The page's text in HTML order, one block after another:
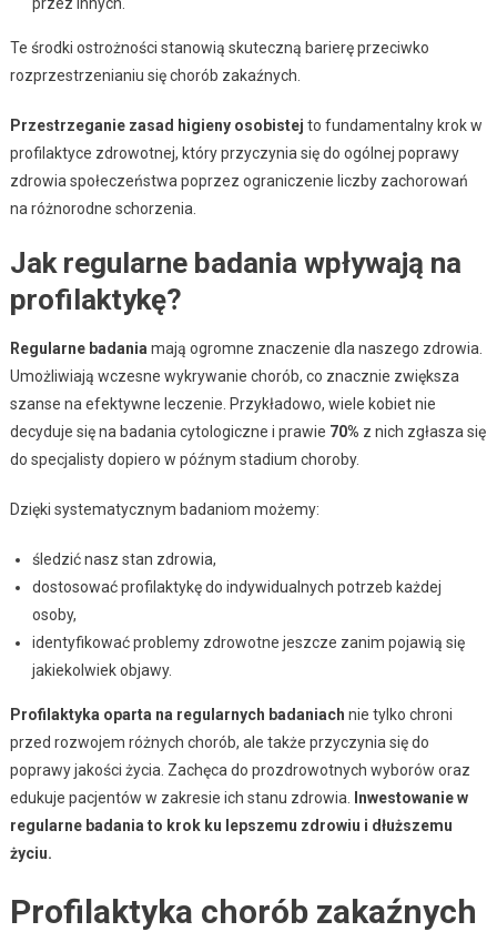
Te środki ostrożności stanowią skuteczną barierę przeciwko
rozprzestrzenianiu się chorób zakaźnych.
Przestrzeganie zasad higieny osobistej to fundamentalny krok w
profilaktyce zdrowotnej, który przyczynia się do ogólnej poprawy
zdrowia społeczeństwa poprzez ograniczenie liczby zachorowań
na różnorodne schorzenia.
Jak regularne badania wpływają na
profilaktykę?
Regularne badania mają ogromne znaczenie dla naszego zdrowia.
Umożliwiają wczesne wykrywanie chorób, co znacznie zwiększa
szanse na efektywne leczenie. Przykładowo, wiele kobiet nie
decyduje się na badania cytologiczne i prawie 70% z nich zgłasza się
do specjalisty dopiero w późnym stadium choroby.
Dzięki systematycznym badaniom możemy:
śledzić nasz stan zdrowia,
dostosować profilaktykę do indywidualnych potrzeb każdej
osoby,
identyfikować problemy zdrowotne jeszcze zanim pojawią się
jakiekolwiek objawy.
Profilaktyka oparta na regularnych badaniach nie tylko chroni
przed rozwojem różnych chorób, ale także przyczynia się do
poprawy jakości życia. Zachęca do prozdrowotnych wyborów oraz
edukuje pacjentów w zakresie ich stanu zdrowia.
Inwestowanie w
regularne badania to krok ku lepszemu zdrowiu i dłuższemu
życiu.
Profilaktyka chorób zakaźnych